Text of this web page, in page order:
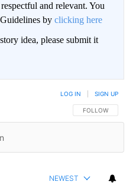
and relevant. You
by clicking here
idea, please submit it
FOLLOW THIS
FOLLOW
LOG IN SIGN UP
NEWEST